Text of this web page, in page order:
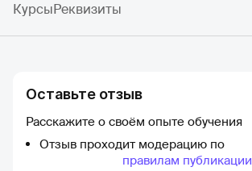
КурсыРеквизиты
Оставьте отзыв
Расскажите о своём опыте обучения
Отзыв проходит модерацию по
правилам публикации